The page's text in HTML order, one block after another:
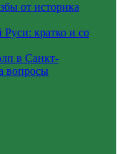
от историка
кратко и со
в Санкт-
вопросы